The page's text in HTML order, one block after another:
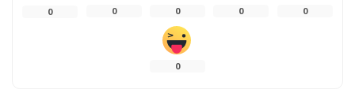
0 0 0 0 0
0